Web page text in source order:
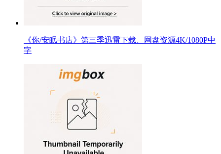
《你/安眠书店》第三季迅雷下载、网盘资源4K/1080P中
字